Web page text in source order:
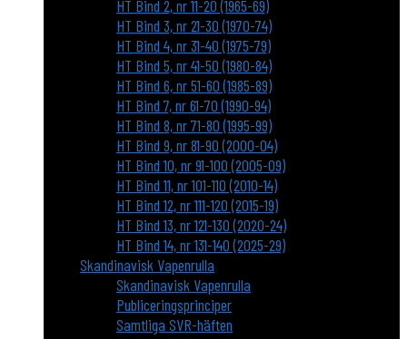
HT Bind 2, nr 11-20 (1965-69)
HT Bind 3, nr 21-30 (1970-74)
HT Bind 4, nr 31-40 (1975-79)
HT Bind 5, nr 41-50 (1980-84)
HT Bind 6, nr 51-60 (1985-89)
HT Bind 7, nr 61-70 (1990-94)
HT Bind 8, nr 71-80 (1995-99)
HT Bind 9, nr 81-90 (2000-04)
HT Bind 10, nr 91-100 (2005-09)
HT Bind 11, nr 101-110 (2010-14)
HT Bind 12, nr 111-120 (2015-19)
HT Bind 13, nr 121-130 (2020-24)
HT Bind 14, nr 131-140 (2025-29)
Skandinavisk Vapenrulla
Skandinavisk Vapenrulla
Publiceringsprinciper
Samtliga SVR-häften